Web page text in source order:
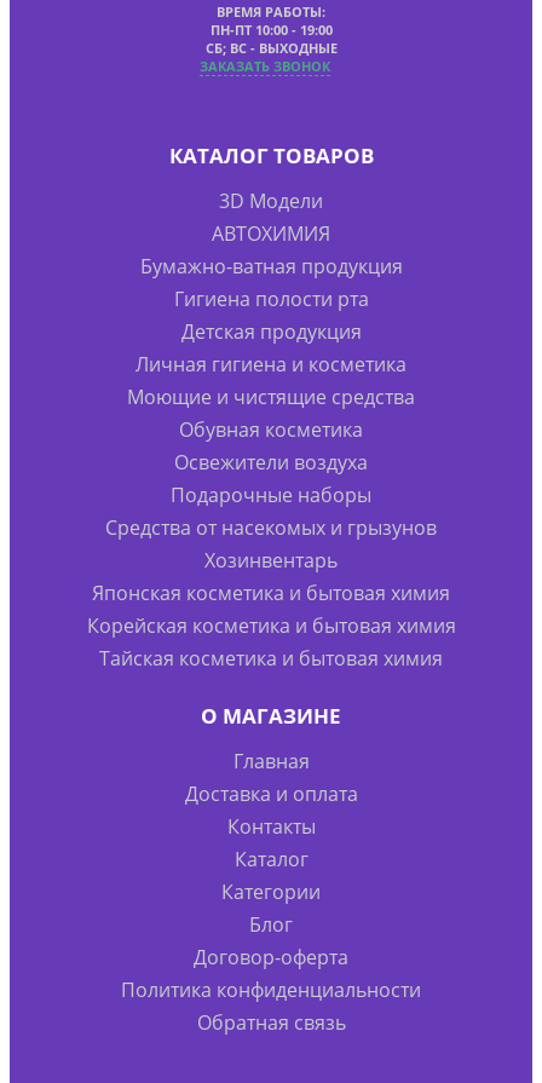
ВРЕМЯ РАБОТЫ:
ПН-ПТ 10:00 - 19:00
СБ; ВС - ВЫХОДНЫЕ
ЗАКАЗАТЬ ЗВОНОК
КАТАЛОГ ТОВАРОВ
3D Модели
АВТОХИМИЯ
Бумажно-ватная продукция
Гигиена полости рта
Детская продукция
Личная гигиена и косметика
Моющие и чистящие средства
Обувная косметика
Освежители воздуха
Подарочные наборы
Средства от насекомых и грызунов
Хозинвентарь
Японская косметика и бытовая химия
Корейская косметика и бытовая химия
Тайская косметика и бытовая химия
О МАГАЗИНЕ
Главная
Доставка и оплата
Контакты
Каталог
Категории
Блог
Договор-оферта
Политика конфиденциальности
Обратная связь